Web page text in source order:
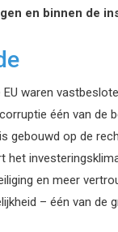
en binnen de
waren
één van
gebouwd op de
en meer
– één van de